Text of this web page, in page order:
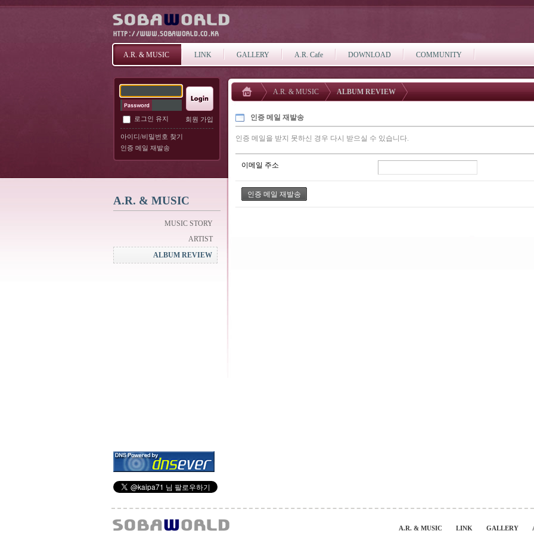
A.R. & MUSIC LINK GALLERY A.R. Cafe DOWNLOAD COMMUNITY
로그인 유지 회원 가입
아이디/비밀번호 찾기
인증 메일 재발송
A.R. & MUSIC
MUSIC STORY
ARTIST
ALBUM REVIEW
A.R. & MUSIC ALBUM REVIEW
인증 메일 재발송
인증 메일을 받지 못하신 경우 다시 받으실 수 있습니다.
이메일 주소
A.R. & MUSIC LINK GALLERY